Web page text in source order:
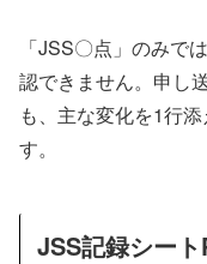
「JSS〇点」のみで
認できません。申し
も、主な変化を1行
す。
JSS記録シート